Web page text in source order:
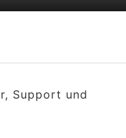
Support und